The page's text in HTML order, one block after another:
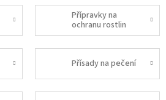
Přípravky na
ochranu rostlin
Přísady na pečení